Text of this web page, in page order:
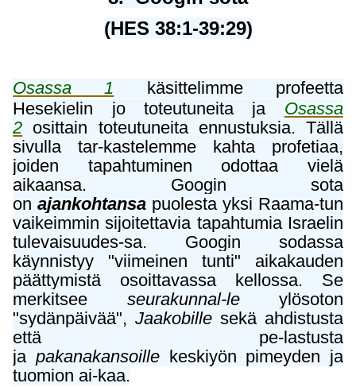
(HES 38:1-39:29)
Osassa 1
käsittelimme profeetta
Hesekielin jo toteutuneita ja Osassa
2 osittain toteutuneita ennustuksia. Tällä
sivulla tar-kastelemme kahta profetiaa,
joiden tapahtuminen odottaa vielä
aikaansa. Googin sota
onajankohtansa puolesta yksi Raama-tun
vaikeimmin sijoitettavia tapahtumia Israelin
tulevaisuudes-sa. Googin sodassa
käynnistyy "viimeinen tunti" aikakauden
päättymistä osoittavassa kellossa. Se
merkitsee seurakunnal-leylösoton
"sydänpäivää",Jaakobille sekä ahdistusta
että pe-lastusta
ja pakanakansoillekeskiyön pimeyden ja
tuomion ai-kaa.